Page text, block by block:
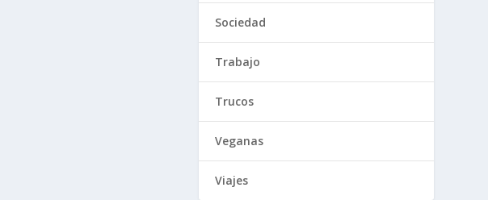
Sociedad
Trabajo
Trucos
Veganas
Viajes